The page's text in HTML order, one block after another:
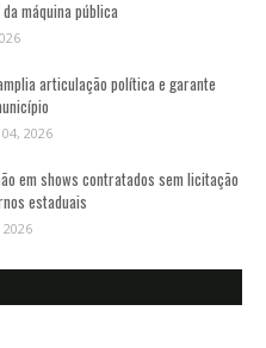
máquina pública
articulação política e garante
2026
em shows contratados sem licitação
estaduais